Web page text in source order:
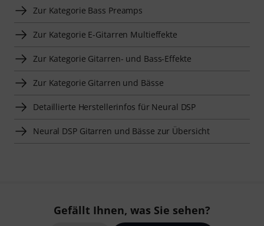
Zur Kategorie Bass Preamps
Zur Kategorie E-Gitarren Multieffekte
Zur Kategorie Gitarren- und Bass-Effekte
Zur Kategorie Gitarren und Bässe
Detaillierte Herstellerinfos für Neural DSP
Neural DSP Gitarren und Bässe zur Übersicht
Gefällt Ihnen, was Sie sehen?